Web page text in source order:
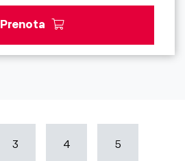
Prenota
3 4 5